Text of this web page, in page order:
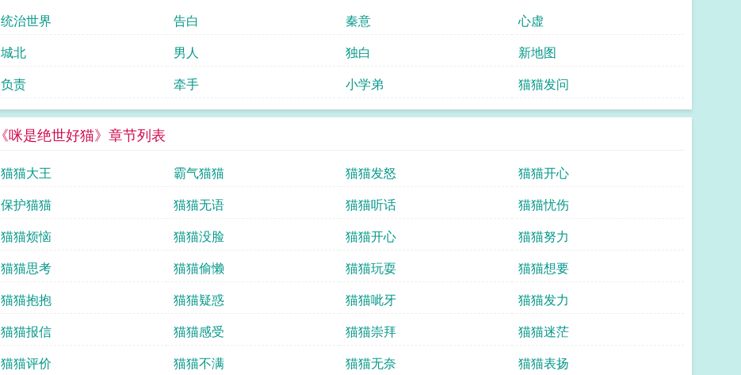
统治世界 告白 秦意
心虚
城北
男人 独白
新地图
负责
牵手 小学弟 猫猫发问
《咪是绝世好猫》章节列表
猫猫大王 霸气猫猫 猫猫发怒
猫猫开心
保护猫猫
猫猫无语 猫猫听话
猫猫忧伤
猫猫烦恼
猫猫没脸 猫猫开心
猫猫努力
猫猫思考
猫猫偷懒 猫猫玩耍
猫猫想要
猫猫抱抱
猫猫疑惑 猫猫呲牙
猫猫发力
猫猫报信
猫猫感受 猫猫崇拜
猫猫迷茫
猫猫评价
猫猫不满 猫猫无奈
猫猫表扬